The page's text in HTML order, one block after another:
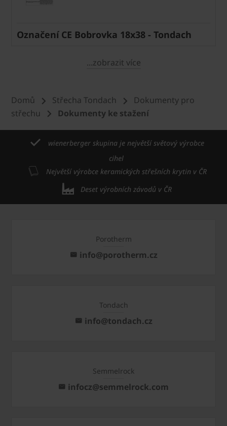
Označení CE Bobrovka 18x38 - Tondach
...zobrazit více
Domů Střecha Tondach
Dokumenty pro
střechu
Dokumenty ke stažení
wienerberger skupina je největší světový výrobce
cihel
Největší výrobce keramických střešních krytin v ČR
Deset výrobních závodů v ČR
Porotherm
info@porotherm.cz
Tondach
info@tondach.cz
Semmelrock
infocz@semmelrock.com